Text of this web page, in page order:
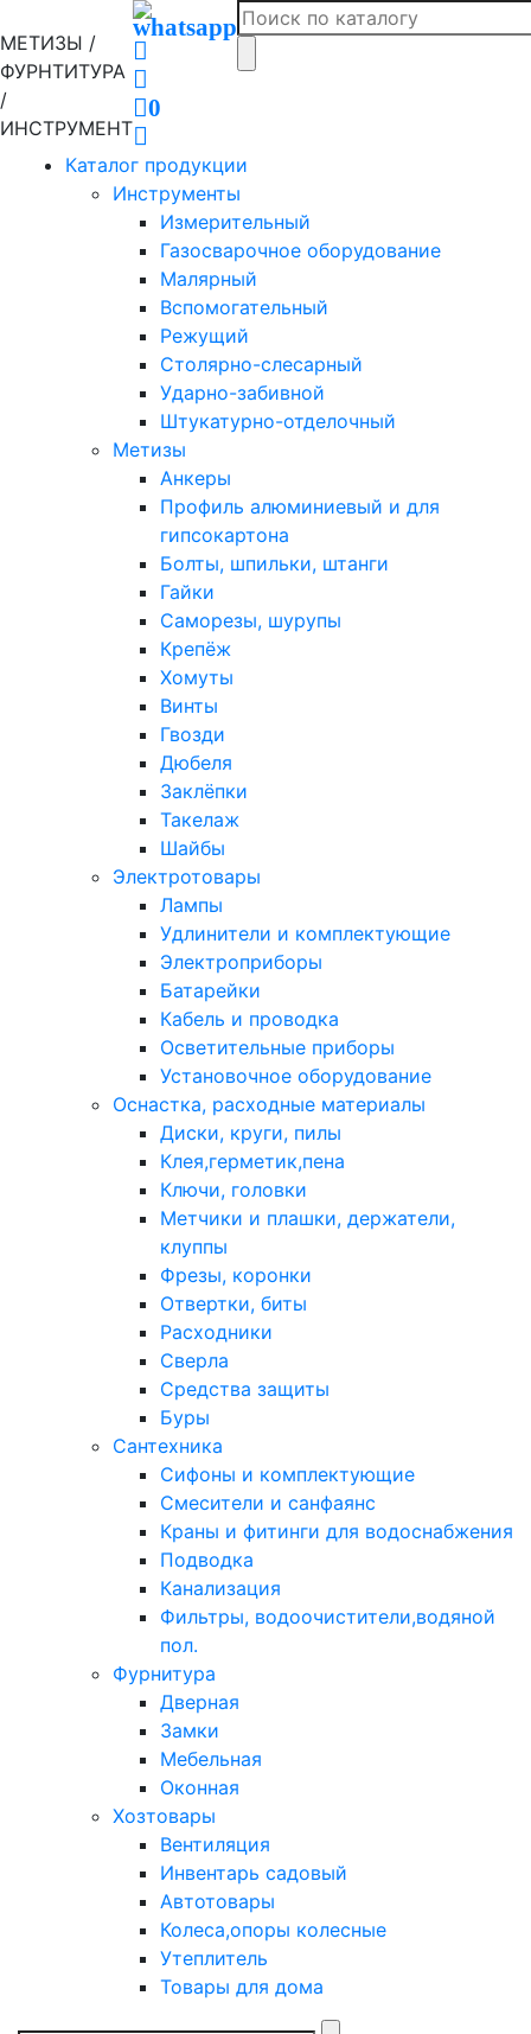
МЕТИЗЫ /
ФУРНТИТУРА
/
ИНСТРУМЕНТ
0
Каталог продукции
Инструменты
Измерительный
Газосварочное оборудование
Малярный
Вспомогательный
Режущий
Столярно-слесарный
Ударно-забивной
Штукатурно-отделочный
Метизы
Анкеры
Профиль алюминиевый и для
гипсокартона
Болты, шпильки, штанги
Гайки
Саморезы, шурупы
Крепёж
Хомуты
Винты
Гвозди
Дюбеля
Заклёпки
Такелаж
Шайбы
Электротовары
Лампы
Удлинители и комплектующие
Электроприборы
Батарейки
Кабель и проводка
Осветительные приборы
Установочное оборудование
Оснастка, расходные материалы
Диски, круги, пилы
Клея,герметик,пена
Ключи, головки
Метчики и плашки, держатели,
клуппы
Фрезы, коронки
Отвертки, биты
Расходники
Сверла
Средства защиты
Буры
Сантехника
Сифоны и комплектующие
Смесители и санфаянс
Краны и фитинги для водоснабжения
Подводка
Канализация
Фильтры, водоочистители,водяной
пол.
Фурнитура
Дверная
Замки
Мебельная
Оконная
Хозтовары
Вентиляция
Инвентарь садовый
Автотовары
Колеса,опоры колесные
Утеплитель
Товары для дома